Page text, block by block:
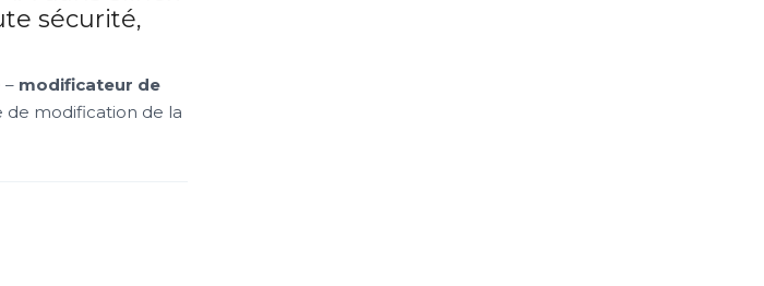
sécurité,
– modificateur de
de modification de la